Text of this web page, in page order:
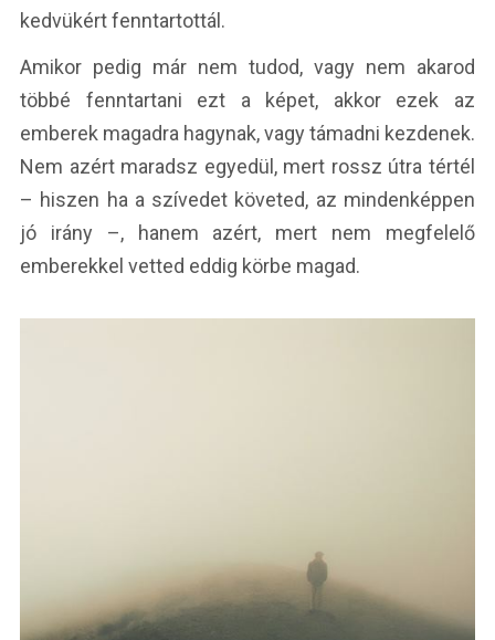
kedvükért fenntartottál.
Amikor pedig már nem tudod, vagy nem akarod
többé fenntartani ezt a képet, akkor ezek az
emberek magadra hagynak, vagy támadni kezdenek.
Nem azért maradsz egyedül, mert rossz útra tértél
– hiszen ha a szívedet követed, az mindenképpen
jó irány –, hanem azért, mert nem megfelelő
emberekkel vetted eddig körbe magad.